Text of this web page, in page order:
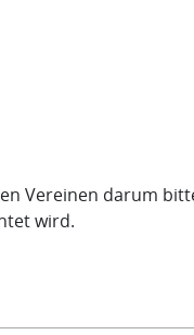
Vereinen darum
wird.